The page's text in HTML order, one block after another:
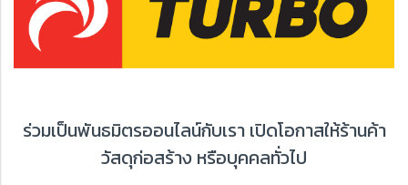
ร่วมเป็นพันธมิตรออนไลน์กับเรา เปิดโอกาสให้ร้านค้า
วัสดุก่อสร้าง หรือบุคคลทั่วไป